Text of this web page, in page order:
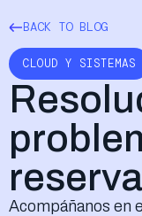
BACK TO BLOG
CLOUD Y SISTEMAS
Acompáñanos en
Sin límite y
Elliot AI MUY
Contacto